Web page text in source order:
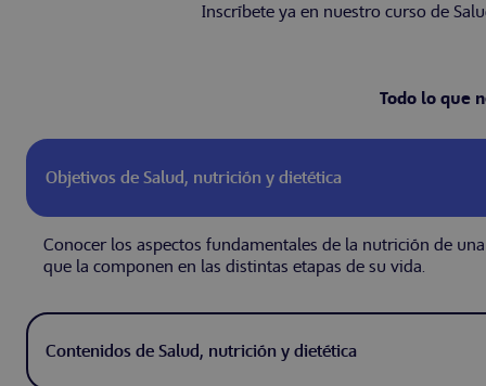
Inscríbete ya en nuestro curso de
Todo lo que
Objetivos de Salud, nutrición y dietética
Conocer los aspectos fundamentales de la nutrición de
que la componen en las distintas etapas de su vida.
Contenidos de Salud, nutrición y dietética